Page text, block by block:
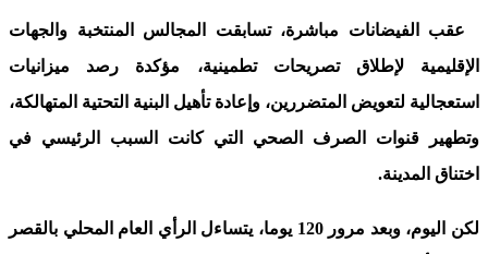
عقب الفيضانات مباشرة، تسابقت المجالس المنتخبة والجهات
الإقليمية لإطلاق تصريحات تطمينية، مؤكدة رصد ميزانيات
استعجالية لتعويض المتضررين، وإعادة تأهيل البنية التحتية المتهالكة،
وتطهير قنوات الصرف الصحي التي كانت السبب الرئيسي في
اختناق المدينة.
لكن اليوم، وبعد مرور 120 يوما، يتساءل الرأي العام المحلي بالقصر